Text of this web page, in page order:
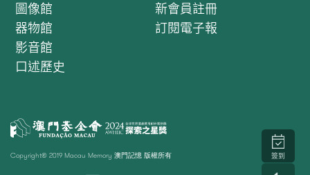
圖像館
器物館
影音館
口述歷史
新會員註冊
訂閱電子報
Copyright© 2019 Macau Memory 澳門記憶 版權所有 簽到